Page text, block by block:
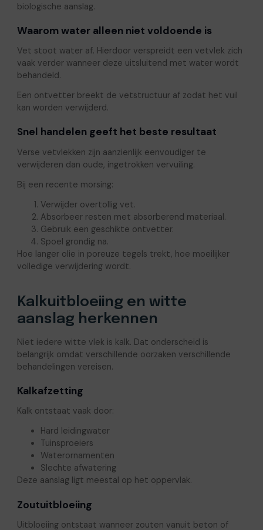
biologische aanslag.
Waarom water alleen niet voldoende is
Vet stoot water af. Hierdoor verspreidt een vetvlek zich
vaak verder wanneer deze uitsluitend met water wordt
behandeld.
Een ontvetter breekt de vetstructuur af zodat het vuil
kan worden verwijderd.
Snel handelen geeft het beste resultaat
Verse vetvlekken zijn aanzienlijk eenvoudiger te
verwijderen dan oude, ingetrokken vervuiling.
Bij een recente morsing:
Verwijder overtollig vet.
Absorbeer resten met absorberend materiaal.
Gebruik een geschikte ontvetter.
Spoel grondig na.
Hoe langer olie in poreuze tegels trekt, hoe moeilijker
volledige verwijdering wordt.
Kalkuitbloeiing en witte
aanslag herkennen
Niet iedere witte vlek is kalk. Dat onderscheid is
belangrijk omdat verschillende oorzaken verschillende
behandelingen vereisen.
Kalkafzetting
Kalk ontstaat vaak door:
Hard leidingwater
Tuinsproeiers
Waterornamenten
Slechte afwatering
Deze aanslag ligt meestal op het oppervlak.
Zoutuitbloeiing
Uitbloeiing ontstaat wanneer zouten vanuit beton of